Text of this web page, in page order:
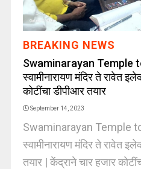
BREAKING NEWS
Swaminarayan Temple
स्वामीनारायण मंदिर ते रावेत
कोटींचा डीपीआर तयार
September 14, 2023
Swaminarayan Temple
स्वामीनारायण मंदिर ते रावेत
तयार | केंद्राने चार हजार